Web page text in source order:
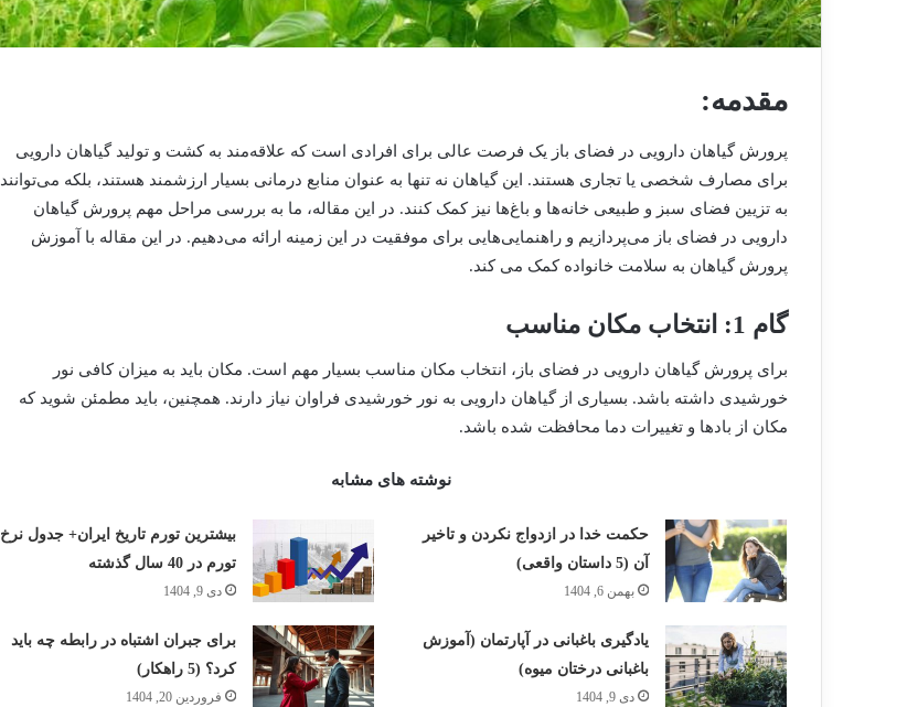
مقدمه:
پرورش گیاهان دارویی در فضای باز یک فرصت عالی برای افرادی است که علاقه‌مند به کشت و تولید گیاهان دارویی
برای مصارف شخصی یا تجاری هستند. این گیاهان نه تنها به عنوان منابع درمانی بسیار ارزشمند هستند، بلکه می‌توانند
به تزیین فضای سبز و طبیعی خانه‌ها و باغ‌ها نیز کمک کنند. در این مقاله، ما به بررسی مراحل مهم پرورش گیاهان
دارویی در فضای باز می‌پردازیم و راهنمایی‌هایی برای موفقیت در این زمینه ارائه می‌دهیم. در این مقاله با آموزش
پرورش گیاهان به سلامت خانواده کمک می کند.
گام 1: انتخاب مکان مناسب
برای پرورش گیاهان دارویی در فضای باز، انتخاب مکان مناسب بسیار مهم است. مکان باید به میزان کافی نور
خورشیدی داشته باشد. بسیاری از گیاهان دارویی به نور خورشیدی فراوان نیاز دارند. همچنین، باید مطمئن شوید که
مکان از بادها و تغییرات دما محافظت شده باشد.
نوشته های مشابه
حکمت خدا در ازدواج نکردن و تاخیر
آن (5 داستان واقعی)
بهمن 6, 1404
بیشترین تورم تاریخ ایران+ جدول نرخ
تورم در 40 سال گذشته
دی 9, 1404
یادگیری باغبانی در آپارتمان (آموزش
باغبانی درختان میوه)
دی 9, 1404
برای جبران اشتباه در رابطه چه باید
کرد؟ (5 راهکار)
فروردین 20, 1404